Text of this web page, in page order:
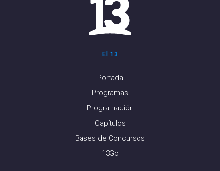
El 13
Portada
Programas
Programación
Capítulos
Bases de Concursos
13Go